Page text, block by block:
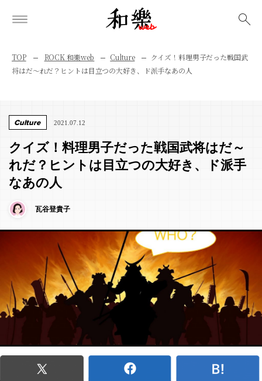
TOP ROCK 和樂web Culture
クイズ！料理男子だった戦国武
将はだ～れだ？ヒントは目立つの大好き、ド派手なあの人
Culture 2021.07.12
クイズ！料理男子だった戦国武将はだ～
れだ？ヒントは目立つの大好き、ド派手
なあの人
瓦谷登貴子